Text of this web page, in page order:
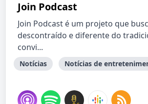
Join Podcast
Join Podcast é um projeto que
descontraído e diferente do
convi...
Notícias Notícias de